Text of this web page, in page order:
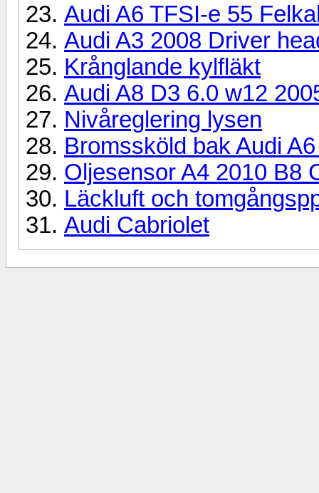
Audi A6 TFSI-e 55
Audi A3 2008 Driver
Krånglande kylfläkt
Audi A8 D3 6.0 w12
Nivåreglering lysen
Bromssköld bak Audi
Oljesensor A4 2010 B8
Läckluft och
Audi Cabriolet